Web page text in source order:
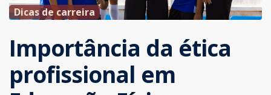
Dicas de carreira
Importância da ética
profissional em